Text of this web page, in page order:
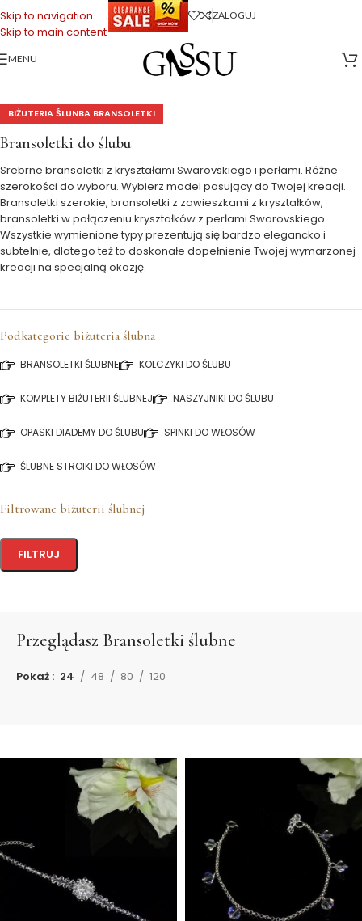
Skip to navigation
Skip to main content
. ZALOGUJ
MENU
Biżuteria Ślubna>Bransoletki ślubne
BIŻUTERIA ŚLUNBA BRANSOLETKI
Bransoletki do ślubu
Srebrne bransoletki z kryształami Swarovskiego i perłami. Różne
szerokości do wyboru. Wybierz model pasujący do Twojej kreacji.
Bransoletki szerokie, bransoletki z zawieszkami z kryształków,
bransoletki w połączeniu kryształków z perłami Swarovskiego.
Wszystkie wymienione typy prezentują się bardzo elegancko i
subtelnie, dlatego też to doskonałe dopełnienie Twojej wymarzonej
kreacji na specjalną okazję.
Podkategorie biżuteria ślubna
BRANSOLETKI ŚLUBNE KOLCZYKI DO ŚLUBU
KOMPLETY BIŻUTERII ŚLUBNEJ NASZYJNIKI DO ŚLUBU
OPASKI DIADEMY DO ŚLUBU SPINKI DO WŁOSÓW
ŚLUBNE STROIKI DO WŁOSÓW
Filtrowane biżuterii ślubnej
FILTRUJ
Przeglądasz Bransoletki ślubne
Pokaż 24 48 80 120